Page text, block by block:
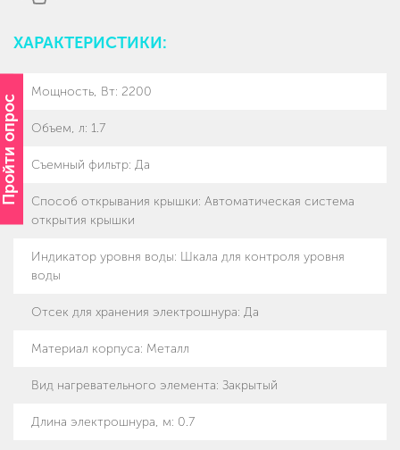
Пройти опрос
ХАРАКТЕРИСТИКИ:
Мощность, Вт: 2200
Объем, л: 1.7
Съемный фильтр: Да
Способ открывания крышки: Автоматическая система
открытия крышки
Индикатор уровня воды: Шкала для контроля уровня
воды
Отсек для хранения электрошнура: Да
Материал корпуса: Металл
Вид нагревательного элемента: Закрытый
Длина электрошнура, м: 0.7